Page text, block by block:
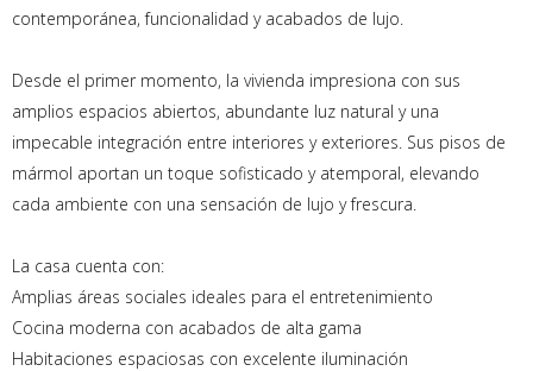
contemporánea, funcionalidad y acabados de lujo.
Desde el primer momento, la vivienda impresiona con sus
amplios espacios abiertos, abundante luz natural y una
impecable integración entre interiores y exteriores. Sus pisos de
mármol aportan un toque sofisticado y atemporal, elevando
cada ambiente con una sensación de lujo y frescura.
La casa cuenta con:
Amplias áreas sociales ideales para el entretenimiento
Cocina moderna con acabados de alta gama
Habitaciones espaciosas con excelente iluminación